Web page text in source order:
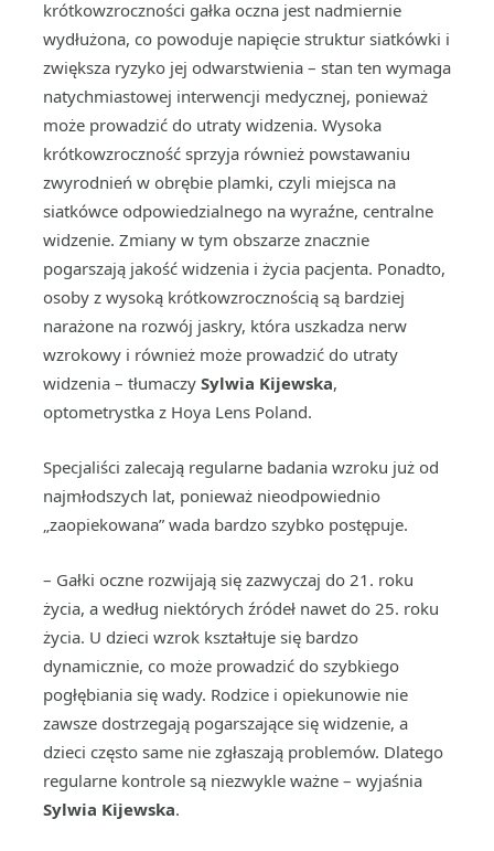
krótkowzroczności gałka oczna jest nadmiernie
wydłużona, co powoduje napięcie struktur siatkówki i
zwiększa ryzyko jej odwarstwienia – stan ten wymaga
natychmiastowej interwencji medycznej, ponieważ
może prowadzić do utraty widzenia. Wysoka
krótkowzroczność sprzyja również powstawaniu
zwyrodnień w obrębie plamki, czyli miejsca na
siatkówce odpowiedzialnego na wyraźne, centralne
widzenie. Zmiany w tym obszarze znacznie
pogarszają jakość widzenia i życia pacjenta. Ponadto,
osoby z wysoką krótkowzrocznością są bardziej
narażone na rozwój jaskry, która uszkadza nerw
wzrokowy i również może prowadzić do utraty
widzenia – tłumaczy Sylwia Kijewska,
optometrystka z Hoya Lens Poland.
Specjaliści zalecają regularne badania wzroku już od
najmłodszych lat, ponieważ nieodpowiednio
„zaopiekowana” wada bardzo szybko postępuje.
– Gałki oczne rozwijają się zazwyczaj do 21. roku
życia, a według niektórych źródeł nawet do 25. roku
życia. U dzieci wzrok kształtuje się bardzo
dynamicznie, co może prowadzić do szybkiego
pogłębiania się wady. Rodzice i opiekunowie nie
zawsze dostrzegają pogarszające się widzenie, a
dzieci często same nie zgłaszają problemów. Dlatego
regularne kontrole są niezwykle ważne – wyjaśnia
Sylwia Kijewska.